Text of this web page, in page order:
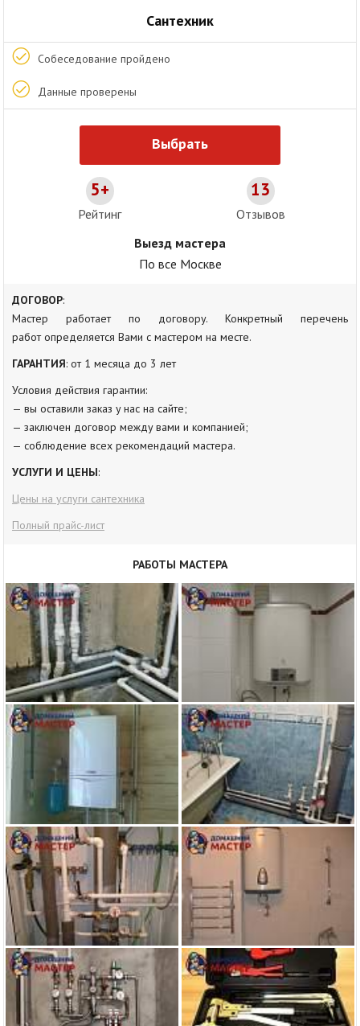
Сантехник
Собеседование пройдено
Данные проверены
Выбрать
5+
Рейтинг
13
Отзывов
Выезд мастера
По все Москве
ДОГОВОР:
Мастер работает по договору. Конкретный перечень
работ определяется Вами с мастером на месте.
ГАРАНТИЯ: от 1 месяца до 3 лет
Условия действия гарантии:
— вы оставили заказ у нас на сайте;
— заключен договор между вами и компанией;
— соблюдение всех рекомендаций мастера.
УСЛУГИ И ЦЕНЫ :
Цены на услуги сантехника
Полный прайс-лист
РАБОТЫ МАСТЕРА